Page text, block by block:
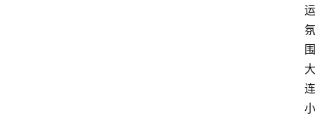
运
氛
围
大
连
小